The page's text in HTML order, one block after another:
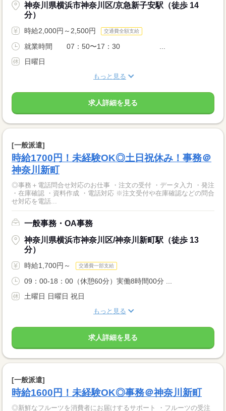
神奈川県横浜市神奈川区/京急新子安駅（徒歩 14
分）
時給2,000円～2,500円 交通費全額支給
就業時間 07：50〜17：30 ...
日曜日
もっと見る
求人詳細を見る
[一般派遣]
時給1700円！未経験OK◎土日祝休み！事務＠
神奈川新町
◎事務＋電話問合せ対応のお仕事 ・注文の受付 ・データ入力 ・発注
・在庫確認 ・資料作成 ・電話対応 ※注文受付や在庫確認などの問合
せ対応を電話...
一般事務・OA事務
神奈川県横浜市神奈川区/神奈川新町駅（徒歩 13
分）
時給1,700円～ 交通費一部支給
09：00-18：00（休憩60分）実働8時間00分 ...
土曜日 日曜日 祝日
もっと見る
求人詳細を見る
[一般派遣]
時給1600円！未経験OK◎事務＠神奈川新町
◎新鮮なフルーツを消費者にお届けするサポート ・フルーツの受注